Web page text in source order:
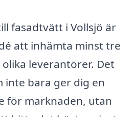
fasadtvätt i Vollsjö är
att inhämta minst tre
leverantörer. Det
inte bara ger dig en
för marknaden, utan